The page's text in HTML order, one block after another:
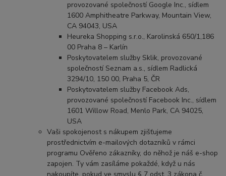
provozované společností Google Inc., sídlem
1600 Amphitheatre Parkway, Mountain View,
CA 94043, USA
Heureka Shopping s.r.o., Karolinská 650/1,186
00 Praha 8 – Karlín
Poskytovatelem služby Sklik, provozované
společností Seznam a.s., sídlem Radlická
3294/10, 150 00, Praha 5, ČR
Poskytovatelem služby Facebook Ads,
provozované společností Facebook Inc., sídlem
1601 Willow Road, Menlo Park, CA 94025,
USA
Vaši spokojenost s nákupem zjišťujeme
prostřednictvím e-mailových dotazníků v rámci
programu Ověřeno zákazníky, do něhož je náš e-shop
zapojen. Ty vám zasíláme pokaždé, když u nás